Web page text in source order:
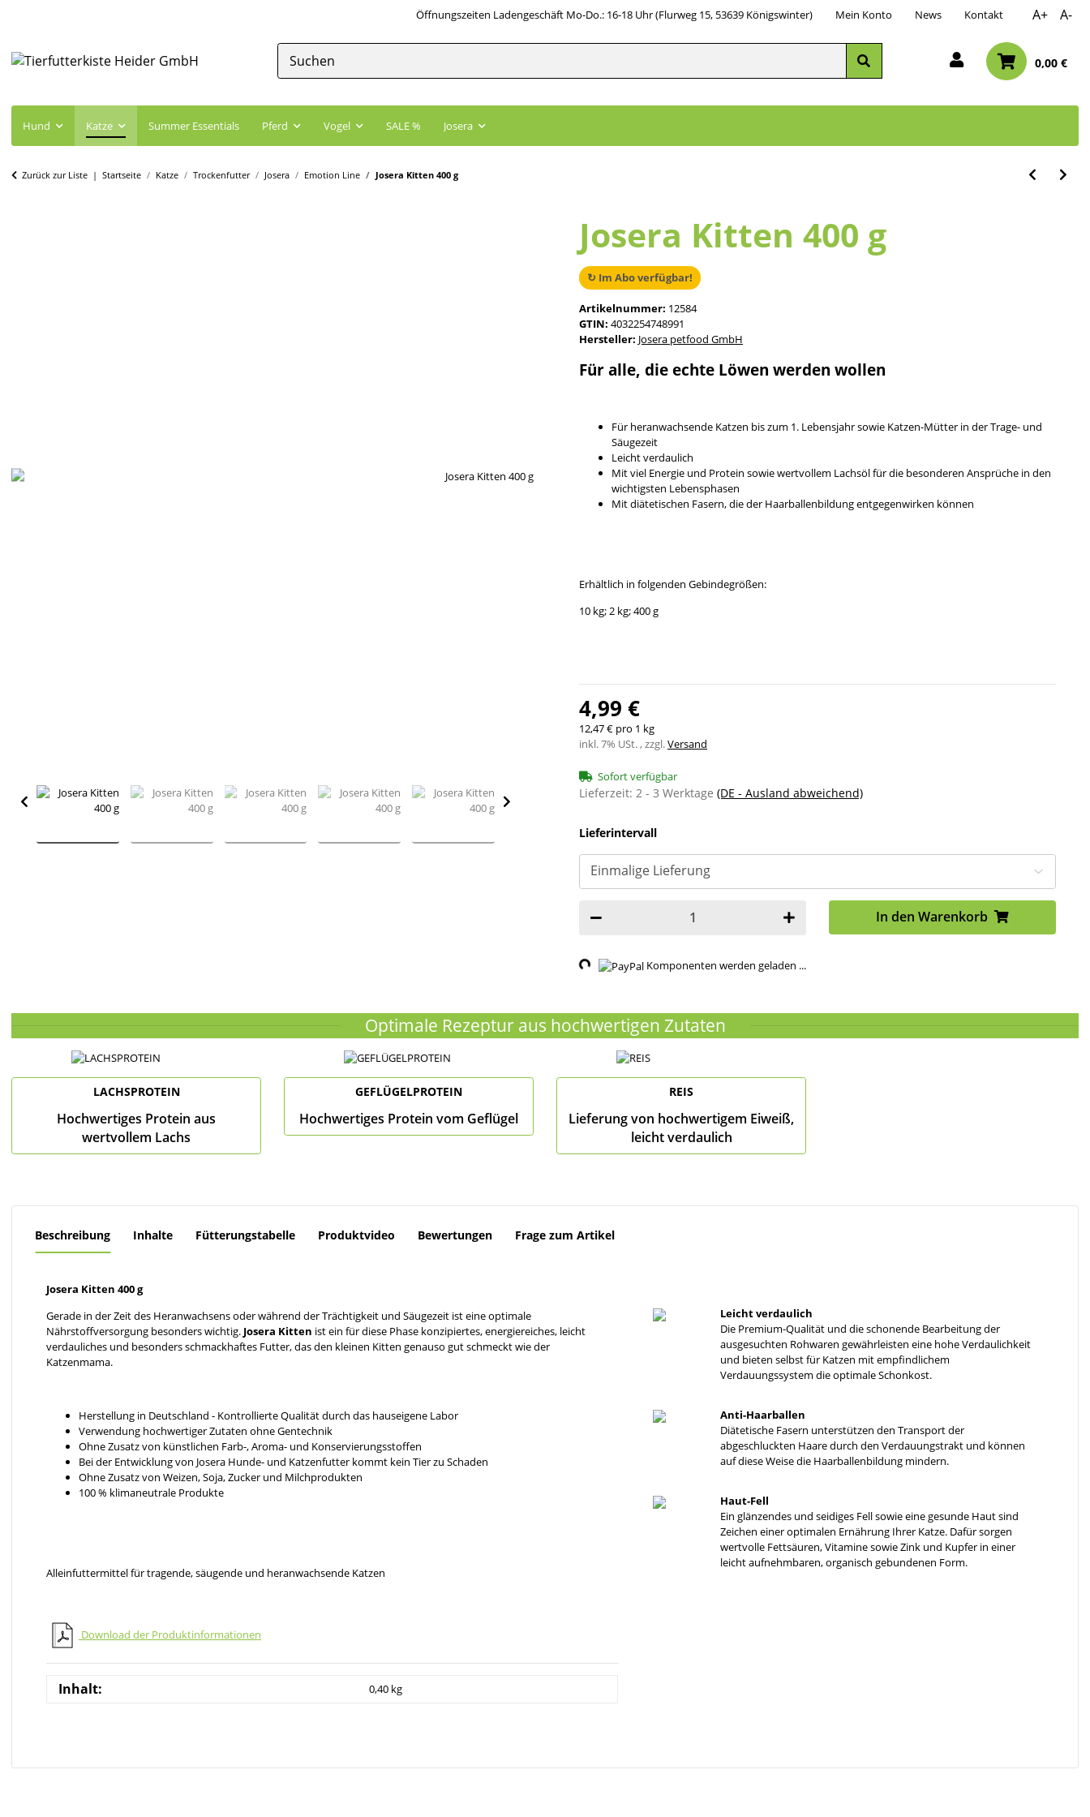
Öffnungszeiten Ladengeschäft Mo-Do.: 16-18 Uhr (Flurweg 15, 53639 Königswinter) Mein Konto News Kontakt A+ A-
0,00 €
Hund Katze Summer Essentials Pferd Vogel SALE % Josera
Zurück zur Liste Startseite Katze Trockenfutter Josera Emotion Line Josera Kitten 400 g
Josera Kitten 400 g
↻ Im Abo verfügbar!
Artikelnummer: 12584
GTIN: 4032254748991
Hersteller: Josera petfood GmbH
Für alle, die echte Löwen werden wollen
Für heranwachsende Katzen bis zum 1. Lebensjahr sowie Katzen-Mütter in der Trage- und
Säugezeit
Leicht verdaulich
Mit viel Energie und Protein sowie wertvollem Lachsöl für die besonderen Ansprüche in den
wichtigsten Lebensphasen
Mit diätetischen Fasern, die der Haarballenbildung entgegenwirken können
Erhältlich in folgenden Gebindegrößen:
10 kg; 2 kg; 400 g
4,99 €
12,47 € pro 1 kg
inkl. 7% USt. , zzgl.Versand
Sofort verfügbar
Lieferzeit: 2 - 3 Werktage (DE - Ausland abweichend)
Lieferintervall
In den Warenkorb
Loading... Komponenten werden geladen ...
Optimale Rezeptur aus hochwertigen Zutaten
LACHSPROTEIN
Hochwertiges Protein aus
wertvollem Lachs
GEFLÜGELPROTEIN
Hochwertiges Protein vom Geflügel
REIS
Lieferung von hochwertigem Eiweiß,
leicht verdaulich
Beschreibung Inhalte Fütterungstabelle Produktvideo Bewertungen Frage zum Artikel
Josera Kitten 400 g
Gerade in der Zeit des Heranwachsens oder während der Trächtigkeit und Säugezeit ist eine optimale
Nährstoffversorgung besonders wichtig. Josera Kitten ist ein für diese Phase konzipiertes, energiereiches, leicht
verdauliches und besonders schmackhaftes Futter, das den kleinen Kitten genauso gut schmeckt wie der
Katzenmama.
Herstellung in Deutschland - Kontrollierte Qualität durch das hauseigene Labor
Verwendung hochwertiger Zutaten ohne Gentechnik
Ohne Zusatz von künstlichen Farb-, Aroma- und Konservierungsstoffen
Bei der Entwicklung von Josera Hunde- und Katzenfutter kommt kein Tier zu Schaden
Ohne Zusatz von Weizen, Soja, Zucker und Milchprodukten
100 % klimaneutrale Produkte
Alleinfuttermittel für tragende, säugende und heranwachsende Katzen
Download der Produktinformationen
Inhalt: 0,40 kg
Leicht verdaulich
Die Premium-Qualität und die schonende Bearbeitung der
ausgesuchten Rohwaren gewährleisten eine hohe Verdaulichkeit
und bieten selbst für Katzen mit empfindlichem
Verdauungssystem die optimale Schonkost.
Anti-Haarballen
Diätetische Fasern unterstützen den Transport der
abgeschluckten Haare durch den Verdauungstrakt und können
auf diese Weise die Haarballenbildung mindern.
Haut-Fell
Ein glänzendes und seidiges Fell sowie eine gesunde Haut sind
Zeichen einer optimalen Ernährung Ihrer Katze. Dafür sorgen
wertvolle Fettsäuren, Vitamine sowie Zink und Kupfer in einer
leicht aufnehmbaren, organisch gebundenen Form.